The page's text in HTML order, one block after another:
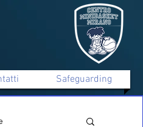
Safeguarding